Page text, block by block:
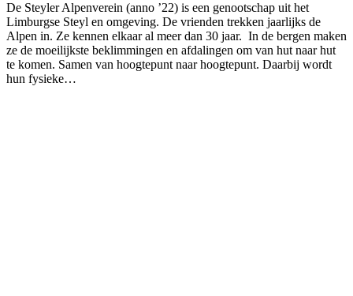
De Steyler Alpenverein (anno ’22) is een genootschap uit het
Limburgse Steyl en omgeving. De vrienden trekken jaarlijks de
Alpen in. Ze kennen elkaar al meer dan 30 jaar. In de bergen maken
ze de moeilijkste beklimmingen en afdalingen om van hut naar hut
te komen. Samen van hoogtepunt naar hoogtepunt. Daarbij wordt
hun fysieke…